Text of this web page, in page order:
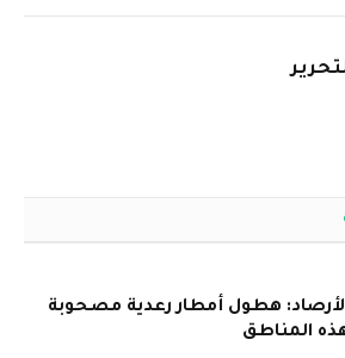
هطول أمطار رعدية مصحوبة
المناطق